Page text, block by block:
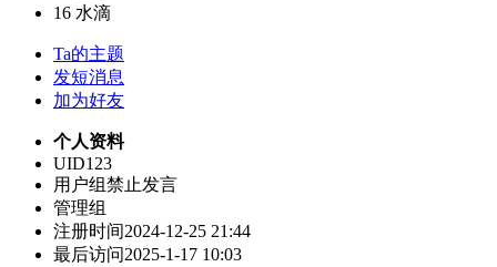
16 水滴
Ta的主题
发短消息
加为好友
个人资料
UID123
用户组禁止发言
管理组
注册时间2024-12-25 21:44
最后访问2025-1-17 10:03